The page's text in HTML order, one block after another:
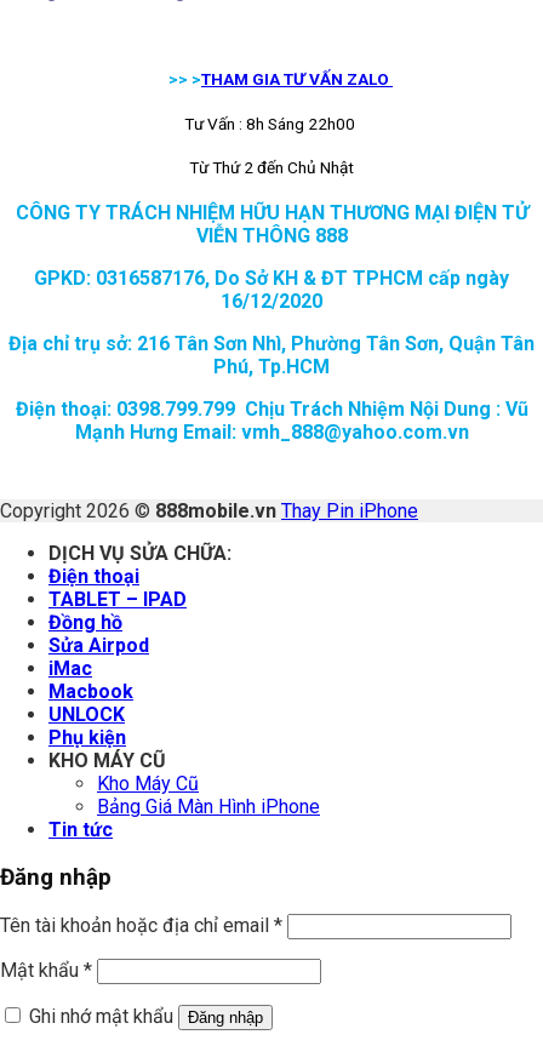
>> >THAM GIA TƯ VẤN ZALO
Tư Vấn : 8h Sáng 22h00
Từ Thứ 2 đến Chủ Nhật
CÔNG TY TRÁCH NHIỆM HỮU HẠN THƯƠNG MẠI ĐIỆN TỬ
VIỄN THÔNG 888
GPKD: 0316587176, Do Sở KH & ĐT TPHCM cấp ngày
16/12/2020
Địa chỉ trụ sở: 216 Tân Sơn Nhì, Phường Tân Sơn, Quận Tân
Phú, Tp.HCM
Điện thoại: 0398.799.799 Chịu Trách Nhiệm Nội Dung : Vũ
Mạnh Hưng Email: vmh_888@yahoo.com.vn
Copyright 2026 © 888mobile.vn Thay Pin iPhone
DỊCH VỤ SỬA CHỮA:
Điện thoại
TABLET – IPAD
Đồng hồ
Sửa Airpod
iMac
Macbook
UNLOCK
Phụ kiện
KHO MÁY CŨ
Kho Máy Cũ
Bảng Giá Màn Hình iPhone
Tin tức
Đăng nhập
Tên tài khoản hoặc địa chỉ email *
Mật khẩu *
Ghi nhớ mật khẩu
Đăng nhập